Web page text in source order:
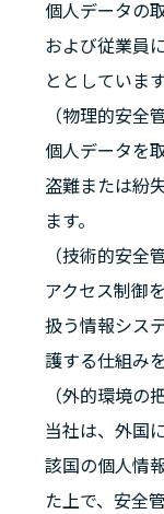
個人データの
および従業員
ととしています
（物理的安全
個人データを
盗難または紛
ます。
（技術的安全
アクセス制御
扱う情報シス
護する仕組み
（外的環境の
当社は、外国
該国の個人情
た上で、安全